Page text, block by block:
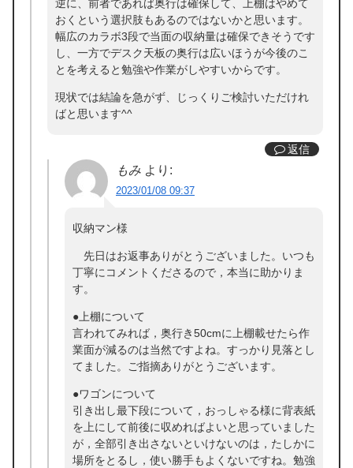
逆に、前者であれば奥行は確保して、上棚はやめて
おくという選択肢もあるのではないかと思います。
幅広のカラボ3段で当面の収納量は確保できそうです
し、一方でデスク天板の奥行は広いほうが今後のこ
とを考えると勉強や作業がしやすいからです。
現状では結論を急がず、じっくりご検討いただけれ
ばと思います^^
返信
もみ より:
2023/01/08 09:37
収納マン様
先日はお返事ありがとうございました。いつも
丁寧にコメントくださるので，本当に助かりま
す。
●上棚について
言われてみれば，奥行き50cmに上棚載せたら作
業面が減るのは当然ですよね。すっかり見落とし
てました。ご指摘ありがとうございます。
●ワゴンについて
引き出し最下段について，おっしゃる様に背表紙
を上にして前後に収めればよいと思っていました
が，全部引き出さないといけないのは，たしかに
場所をとるし，使い勝手もよくないですね。勉強